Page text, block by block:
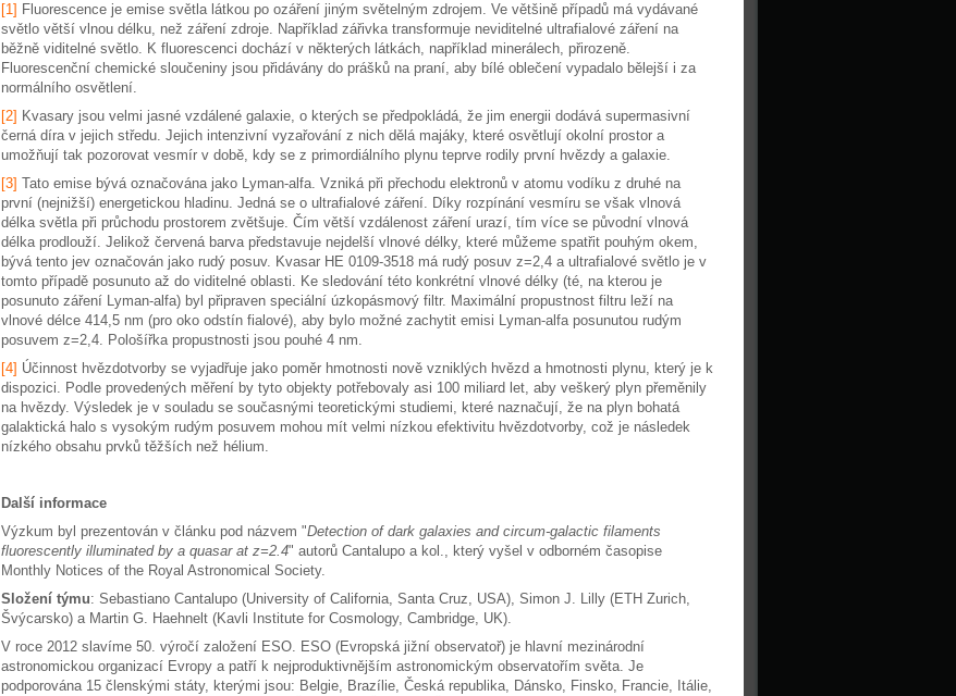
[1] Fluorescence je emise světla látkou po ozáření jiným světelným zdrojem. Ve většině případů má vydávané
světlo větší vlnou délku, než záření zdroje. Například zářivka transformuje neviditelné ultrafialové záření na
běžně viditelné světlo. K fluorescenci dochází v některých látkách, například minerálech, přirozeně.
Fluorescenční chemické sloučeniny jsou přidávány do prášků na praní, aby bílé oblečení vypadalo bělejší i za
normálního osvětlení.
[2] Kvasary jsou velmi jasné vzdálené galaxie, o kterých se předpokládá, že jim energii dodává supermasivní
černá díra v jejich středu. Jejich intenzivní vyzařování z nich dělá majáky, které osvětlují okolní prostor a
umožňují tak pozorovat vesmír v době, kdy se z primordiálního plynu teprve rodily první hvězdy a galaxie.
[3] Tato emise bývá označována jako Lyman-alfa. Vzniká při přechodu elektronů v atomu vodíku z druhé na
první (nejnižší) energetickou hladinu. Jedná se o ultrafialové záření. Díky rozpínání vesmíru se však vlnová
délka světla při průchodu prostorem zvětšuje. Čím větší vzdálenost záření urazí, tím více se původní vlnová
délka prodlouží. Jelikož červená barva představuje nejdelší vlnové délky, které můžeme spatřit pouhým okem,
bývá tento jev označován jako rudý posuv. Kvasar HE 0109-3518 má rudý posuv z=2,4 a ultrafialové světlo je v
tomto případě posunuto až do viditelné oblasti. Ke sledování této konkrétní vlnové délky (té, na kterou je
posunuto záření Lyman-alfa) byl připraven speciální úzkopásmový filtr. Maximální propustnost filtru leží na
vlnové délce 414,5 nm (pro oko odstín fialové), aby bylo možné zachytit emisi Lyman-alfa posunutou rudým
posuvem z=2,4. Pološířka propustnosti jsou pouhé 4 nm.
[4] Účinnost hvězdotvorby se vyjadřuje jako poměr hmotnosti nově vzniklých hvězd a hmotnosti plynu, který je k
dispozici. Podle provedených měření by tyto objekty potřebovaly asi 100 miliard let, aby veškerý plyn přeměnily
na hvězdy. Výsledek je v souladu se současnými teoretickými studiemi, které naznačují, že na plyn bohatá
galaktická halo s vysokým rudým posuvem mohou mít velmi nízkou efektivitu hvězdotvorby, což je následek
nízkého obsahu prvků těžších než hélium.
Další informace
Výzkum byl prezentován v článku pod názvem "Detection of dark galaxies and circum-galactic filaments
fluorescently illuminated by a quasar at z=2.4" autorů Cantalupo a kol., který vyšel v odborném časopise
Monthly Notices of the Royal Astronomical Society.
Složení týmu: Sebastiano Cantalupo (University of California, Santa Cruz, USA), Simon J. Lilly (ETH Zurich,
Švýcarsko) a Martin G. Haehnelt (Kavli Institute for Cosmology, Cambridge, UK).
V roce 2012 slavíme 50. výročí založení ESO. ESO (Evropská jižní observatoř) je hlavní mezinárodní
astronomickou organizací Evropy a patří k nejproduktivnějším astronomickým observatořím světa. Je
podporována 15 členskými státy, kterými jsou: Belgie, Brazílie, Česká republika, Dánsko, Finsko, Francie, Itálie,